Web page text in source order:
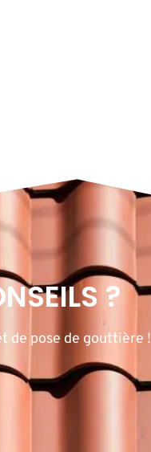
?
de pose de gouttière !